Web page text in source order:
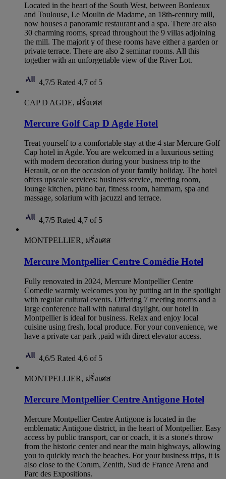
Located in the heart of the South West, between Bordeaux
and Toulouse, Le Moulin de Madame, an 18th-century mill,
now houses a panoramic restaurant and a spa. There are also
30 charming rooms, spread throughout the 9 villas adjoining
the mill. The majorit y of these rooms have either a garden or
private terrace. There are also 2 seminar rooms. All this
together with an unforgettable view of the River Lot.
4,7/5 Rated 4,7 of 5
CAP D AGDE, ฝรั่งเศส
Mercure Golf Cap D Agde Hotel
Treat yourself to a comfortable stay at the 4 star Mercure Golf
Cap hotel in Agde. You are welcomed in a luxurious setting
with modern decoration during your business trip to the
Herault, or on the occasion of your family holiday. The hotel
offers upscale services: business service, meeting room,
lounge kitchen, piano bar, fitness room, hammam, spa and
massage, solarium with jacuzzi and terrace.
4,7/5 Rated 4,7 of 5
MONTPELLIER, ฝรั่งเศส
Mercure Montpellier Centre Comédie Hotel
Fully renovated in 2024, Mercure Montpellier Centre
Comedie warmly welcomes you by putting art in the spotlight
with regular cultural events. Offering 7 meeting rooms and a
large conference hall with natural daylight, our hotel in
Montpellier is ideal for business. Relax and enjoy local
cuisine using fresh, local produce. For your convenience, we
have a private car park ,paid with direct elevator access.
4,6/5 Rated 4,6 of 5
MONTPELLIER, ฝรั่งเศส
Mercure Montpellier Centre Antigone Hotel
Mercure Montpellier Centre Antigone is located in the
emblematic Antigone district, in the heart of Montpellier. Easy
access by public transport, car or coach, it is a stone's throw
from the historic center and near the main highways, allowing
you to quickly reach the beaches. For your business trips, it is
also close to the Corum, Zenith, Sud de France Arena and
Parc des Expositions.